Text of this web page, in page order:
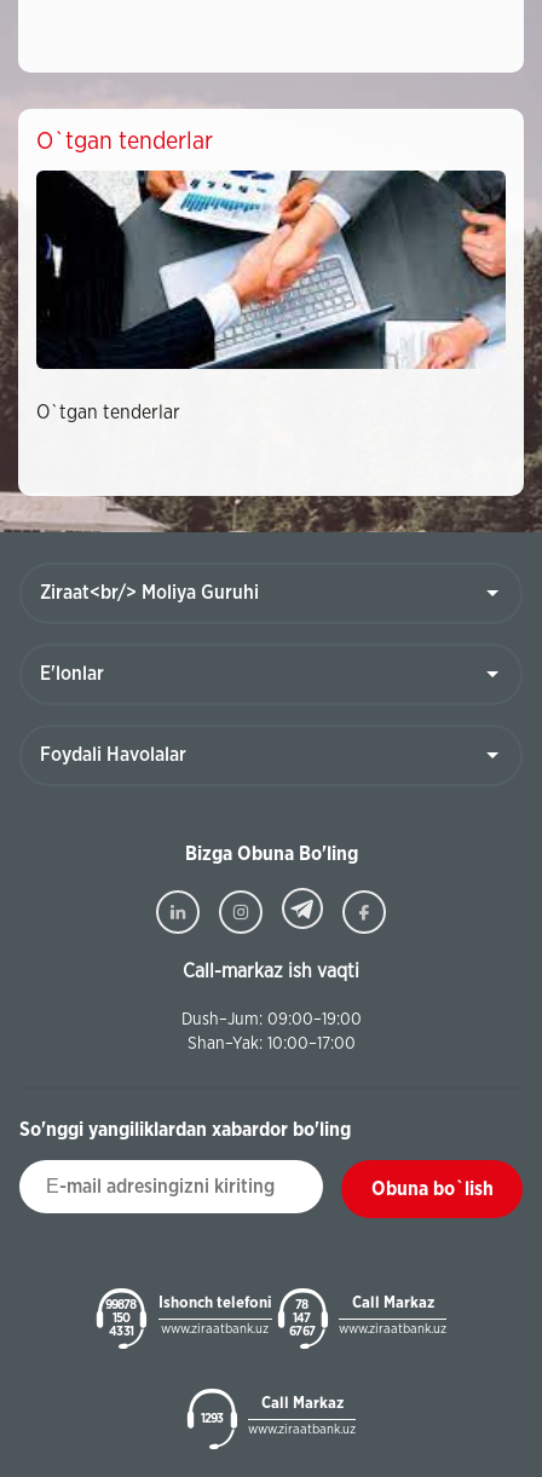
O`tgan tenderlar
O`tgan tenderlar
Bizga Obuna Bo'ling
Call-markaz ish vaqti
Dush–Jum: 09:00–19:00
Shan–Yak: 10:00–17:00
So'nggi yangiliklardan xabardor bo'ling
Obuna bo`lish
99878
150
43 31
Ishonch telefoni
www.ziraatbank.uz
78
147
67 67
Call Markaz
www.ziraatbank.uz
1293
Call Markaz
www.ziraatbank.uz